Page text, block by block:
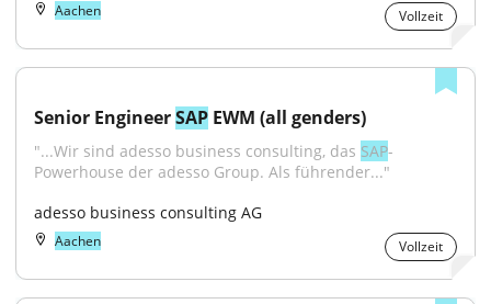
Aachen Vollzeit
Senior Engineer SAP EWM (all genders)
"...Wir sind adesso business consulting, das SAP-
Powerhouse der adesso Group. Als führender..."
adesso business consulting AG
Aachen Vollzeit